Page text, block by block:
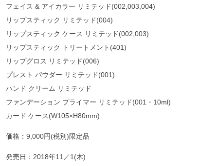
フェイス & アイカラー リミテッド(002,003,004)
リップスティック リミテッド(004)
リップスティック ケース リミテッド(002,003)
リップスティック トリートメント(401)
リップグロス リミテッド(006)
プレスト パウダー リミテッド(001)
ハンド クリーム リミテッド
ファンデーション プライマー リミテッド(001・10ml)
カード ケース(W105×H80mm)
価格：9,000円(税別)限定品
発売日：2018年11／1(木)